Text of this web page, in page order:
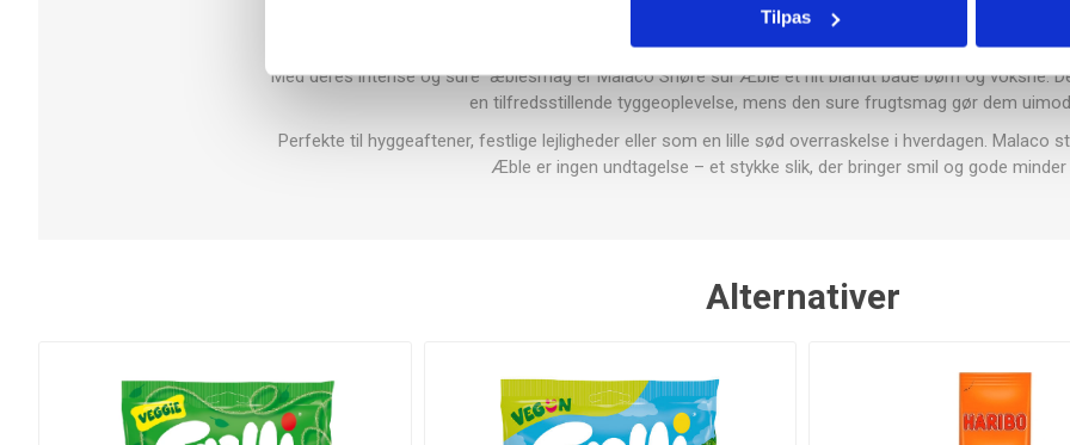
Tilpas
er en sur NYHED fra det velkendte slikbrand Malaco, som i årtier har leveret
Med deres intense og sure æblesmag er Malaco Snøre sur Æble et hit blandt både børn og voksne.
en tilfredsstillende tyggeoplevelse, mens den sure frugtsmag gør dem
Perfekte til hyggeaftener, festlige lejligheder eller som en lille sød overraskelse i hverdagen. Malaco
Æble er ingen undtagelse – et stykke slik, der bringer smil og gode
Alternativer